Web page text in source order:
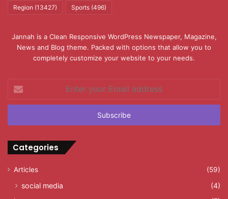
Region (13427) Sports (496)
Jannah is a Clean Responsive WordPress Newspaper, Magazine,
News and Blog theme. Packed with options that allow you to
completely customize your website to your needs.
your
Email
Categories
Articles (59)
social media (4)